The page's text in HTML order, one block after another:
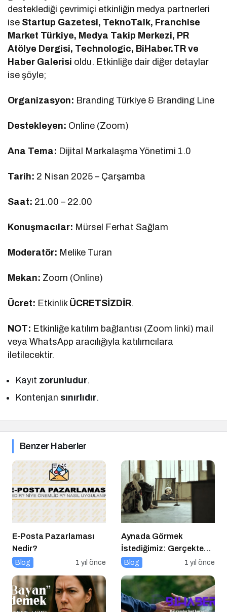
desteklediği çevrimiçi etkinliğin medya partnerleri
ise Startup Gazetesi, TeknoTalk, Franchise
Market Türkiye, Medya Takip Merkezi, PR
Atölye Dergisi, Technologic, BiHaber.TR ve
Haber Galerisi oldu. Etkinliğe dair diğer detaylar
ise şöyle;
Organizasyon: Branding Türkiye & Branding Line
Destekleyen: Online (Zoom)
Ana Tema: Dijital Markalaşma Yönetimi 1.0
Tarih: 2 Nisan 2025 – Çarşamba
Saat: 21.00 – 22.00
Konuşmacılar: Mürsel Ferhat Sağlam
Moderatör: Melike Turan
Mekan: Zoom (Online)
Ücret: Etkinlik ÜCRETSİZDİR.
NOT: Etkinliğe katılım bağlantısı (Zoom linki) mail
veya WhatsApp aracılığıyla katılımcılara
iletilecektir.
Kayıt zorunludur.
Kontenjan sınırlıdır.
Benzer Haberler
E-Posta Pazarlaması
Nedir?
Blog 1 yıl önce
Aynada Görmek
İstediğimiz: Gerçekten
Kimiz?
Blog 1 yıl önce